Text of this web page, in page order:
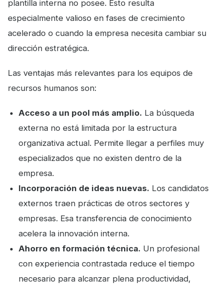
plantilla interna no posee. Esto resulta
especialmente valioso en fases de crecimiento
acelerado o cuando la empresa necesita cambiar su
dirección estratégica.
Las ventajas más relevantes para los equipos de
recursos humanos son:
Acceso a un pool más amplio. La búsqueda
externa no está limitada por la estructura
organizativa actual. Permite llegar a perfiles muy
especializados que no existen dentro de la
empresa.
Incorporación de ideas nuevas. Los candidatos
externos traen prácticas de otros sectores y
empresas. Esa transferencia de conocimiento
acelera la innovación interna.
Ahorro en formación técnica. Un profesional
con experiencia contrastada reduce el tiempo
necesario para alcanzar plena productividad,